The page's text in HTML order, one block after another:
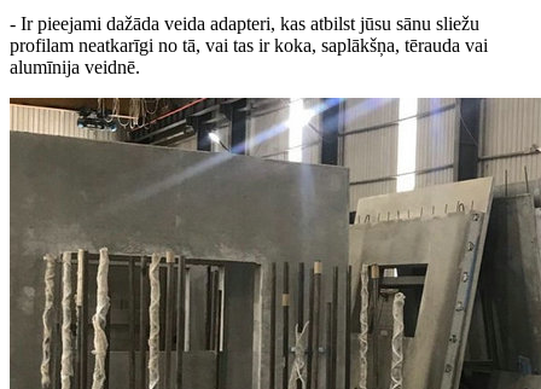
- Ir pieejami dažāda veida adapteri, kas atbilst jūsu sānu sliežu
profilam neatkarīgi no tā, vai tas ir koka, saplākšņa, tērauda vai
alumīnija veidnē.